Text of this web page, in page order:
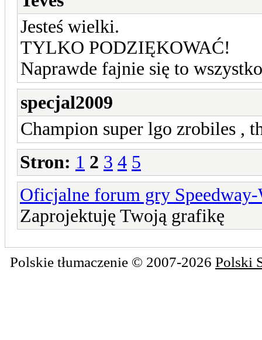
Jesteś wielki.
TYLKO PODZIĘKOWAĆ!
Naprawde fajnie się to
specjal2009
Champion super lgo zrobiles ,
Stron: 1 2 3 4 5
Oficjalne forum gry
Zaprojektuję Twoją grafikę
Polskie tłumaczenie © 2007-2026 Polski